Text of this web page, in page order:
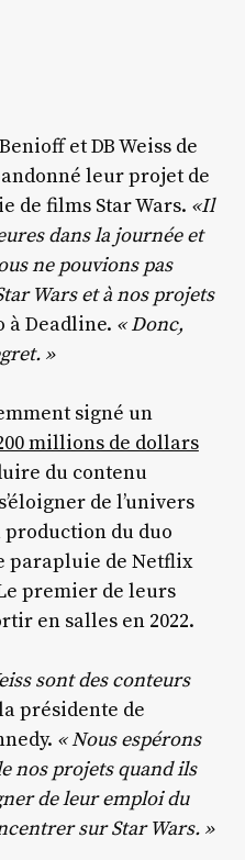
et DB Weiss de
leur projet de
de films Star Wars. «Il
dans la journée et
ne pouvions pas
Wars et à nos projets
à Deadline. « Donc,
»
signé un
millions de dollars
du contenu
de l’univers
production du duo
parapluie de Netflix
premier de leurs
en salles en 2022.
sont des conteurs
présidente de
« Nous espérons
nos projets quand ils
de leur emploi du
sur Star Wars. »